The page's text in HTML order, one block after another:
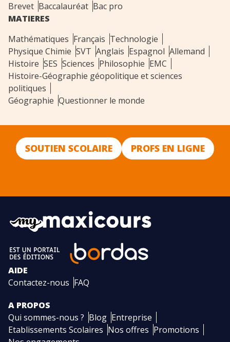
Brevet Baccalauréat Bac pro
MATIERES
Mathématiques Français Technologie
Physique Chimie SVT Anglais Espagnol Allemand
Histoire SES Sciences Philosophie EMC
Histoire-Géographie géopolitique et sciences
politiques
Géographie Questionner le monde
SOUTIEN SCOLAIRE PROFS EN LIGNE
AIDE
Contactez-nous FAQ
A PROPOS
Qui sommes-nous ? Blog Entreprise
Etablissements Scolaires Nos offres Promotions